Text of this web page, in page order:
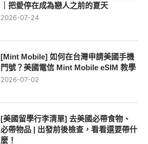
｜把愛停在成為戀人之前的夏天
2026-07-24
[Mint Mobile] 如何在台灣申請美國手機
門號？美國電信 Mint Mobile eSIM 教學
2026-07-02
[美國留學行李清單] 去美國必帶食物、
必帶物品 | 出發前後檢查，看看還要帶什
麼！